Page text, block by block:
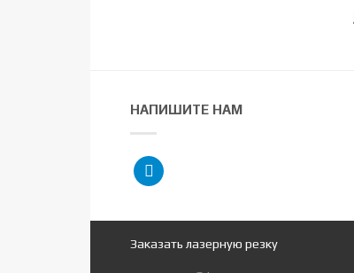
НАПИШИТЕ НАМ
telegram
Заказать лазерную резку